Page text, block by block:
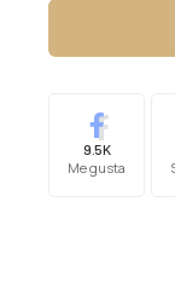
9.5K
Me gusta